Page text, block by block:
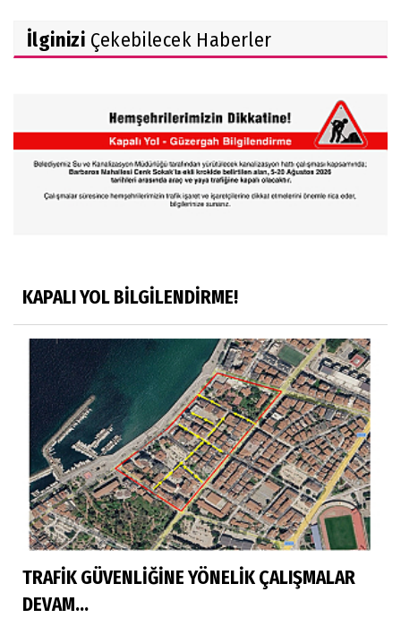
İlginizi Çekebilecek Haberler
KAPALI YOL BİLGİLENDİRME!
TRAFİK GÜVENLİĞİNE YÖNELİK ÇALIŞMALAR
DEVAM...